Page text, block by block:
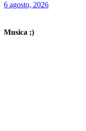
6 agosto, 2026
Musica ;)